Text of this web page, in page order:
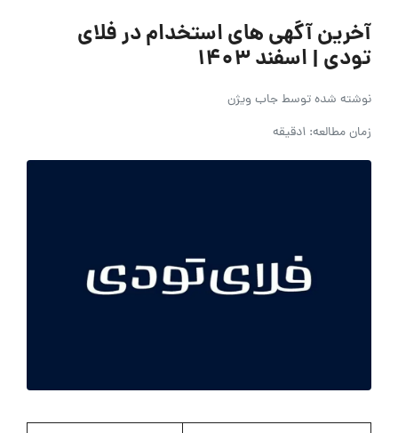
آخرین آگهی های استخدام در فلای
تودی | اسفند ۱۴۰۳
نوشته شده توسطجاب ویژن
زمان مطالعه: 1دقیقه